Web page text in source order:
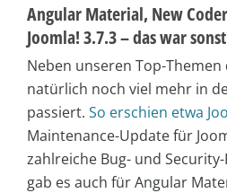
Angular Material, New
Joomla! 3.7.3 – das war
Neben unseren Top-
natürlich noch viel mehr in
passiert. So erschien etwa
Maintenance-Update für
zahlreiche Bug- und
gab es auch für Angular